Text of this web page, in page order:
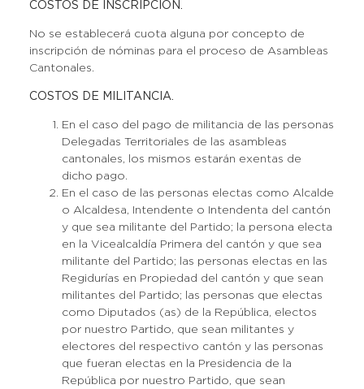
COSTOS DE INSCRIPCIÓN.
No se establecerá cuota alguna por concepto de
inscripción de nóminas para el proceso de Asambleas
Cantonales.
COSTOS DE MILITANCIA.
En el caso del pago de militancia de las personas
Delegadas Territoriales de las asambleas
cantonales, los mismos estarán exentas de
dicho pago.
En el caso de las personas electas como Alcalde
o Alcaldesa, Intendente o Intendenta del cantón
y que sea militante del Partido; la persona electa
en la Vicealcaldía Primera del cantón y que sea
militante del Partido; las personas electas en las
Regidurías en Propiedad del cantón y que sean
militantes del Partido; las personas que electas
como Diputados (as) de la República, electos
por nuestro Partido, que sean militantes y
electores del respectivo cantón y las personas
que fueran electas en la Presidencia de la
República por nuestro Partido, que sean